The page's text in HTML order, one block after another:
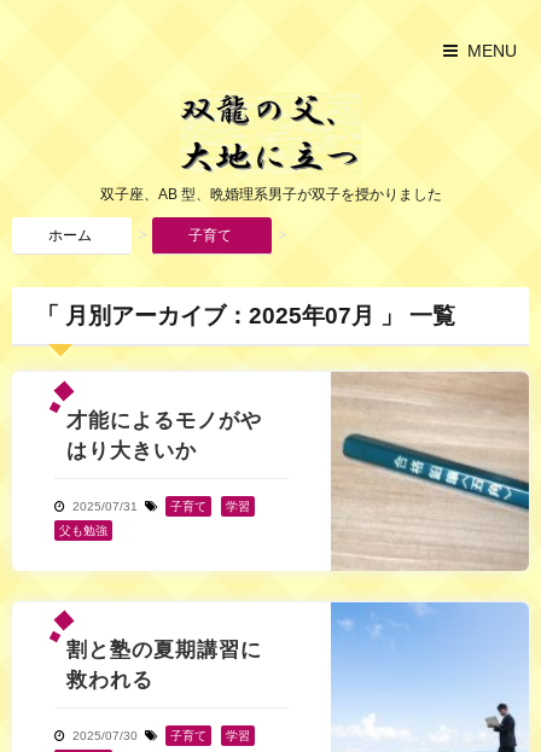
MENU
双子座、AB 型、晩婚理系男子が双子を授かりました
ホーム > 子育て >
「 月別アーカイブ：2025年07月 」 一覧
才能によるモノがや
はり大きいか
2025/07/31 子育て 学習
父も勉強
割と塾の夏期講習に
救われる
2025/07/30 子育て 学習